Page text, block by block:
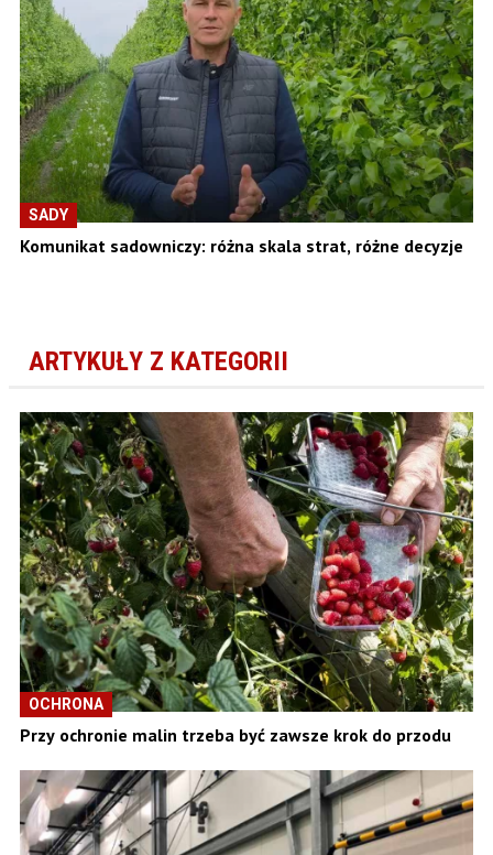
SADY
Komunikat sadowniczy: różna skala strat, różne decyzje
ARTYKUŁY Z KATEGORII
OCHRONA
Przy ochronie malin trzeba być zawsze krok do przodu